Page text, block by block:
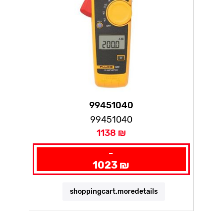
99451040
99451040
1138 ₪
-
1023 ₪
shoppingcart.moredetails